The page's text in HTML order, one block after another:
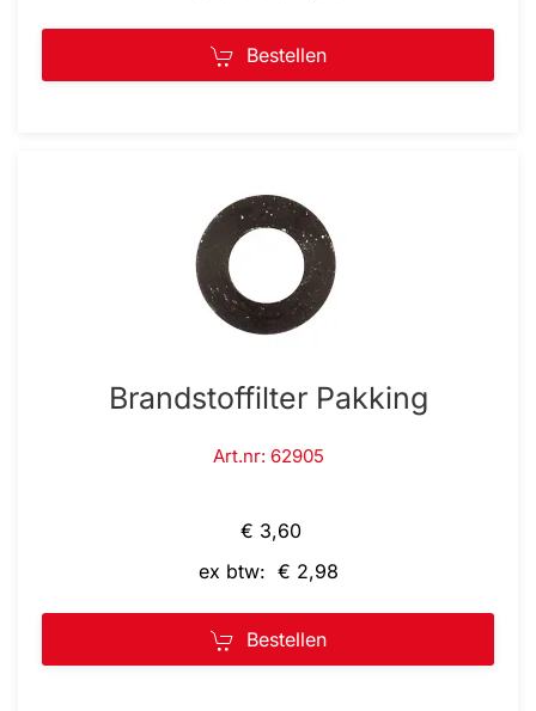
Bestellen
Brandstoffilter Pakking
Art.nr: 62905
€ 3,60
ex btw: € 2,98
Bestellen